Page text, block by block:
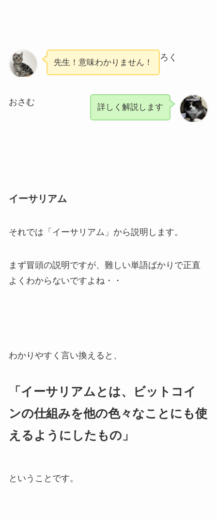
ろく
先生！意味わかりません！
おさむ
詳しく解説します
イーサリアム
それでは「イーサリアム」から説明します。
まず冒頭の説明ですが、難しい単語ばかりで正直
よくわからないですよね・・
わかりやすく言い換えると、
「イーサリアムとは、ビットコイ
ンの仕組みを他の色々なことにも使
えるようにしたもの」
ということです。